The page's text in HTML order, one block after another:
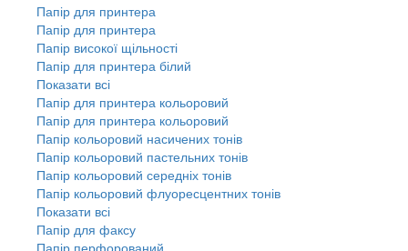
Папір для принтера
Папір для принтера
Папір високої щільності
Папір для принтера білий
Показати всі
Папір для принтера кольоровий
Папір для принтера кольоровий
Папір кольоровий насичених тонів
Папір кольоровий пастельних тонів
Папір кольоровий середніх тонів
Папір кольоровий флуоресцентних тонів
Показати всі
Папір для факсу
Папір перфорований